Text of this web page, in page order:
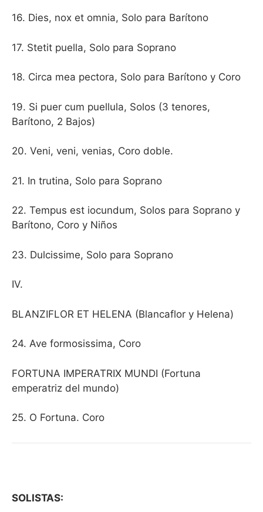
16. Dies, nox et omnia, Solo para Barítono
17. Stetit puella, Solo para Soprano
18. Circa mea pectora, Solo para Barítono y Coro
19. Si puer cum puellula, Solos (3 tenores,
Barítono, 2 Bajos)
20. Veni, veni, venias, Coro doble.
21. In trutina, Solo para Soprano
22. Tempus est iocundum, Solos para Soprano y
Barítono, Coro y Niños
23. Dulcissime, Solo para Soprano
IV.
BLANZIFLOR ET HELENA (Blancaflor y Helena)
24. Ave formosissima, Coro
FORTUNA IMPERATRIX MUNDI (Fortuna
emperatriz del mundo)
25. O Fortuna. Coro
SOLISTAS: